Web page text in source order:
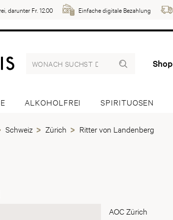
darunter Fr. 12.00 Einfache digitale Bezahlung
Shop
ALKOHOLFREI SPIRITUOSEN
Schweiz Zürich Ritter von Landenberg
AOC Zürich